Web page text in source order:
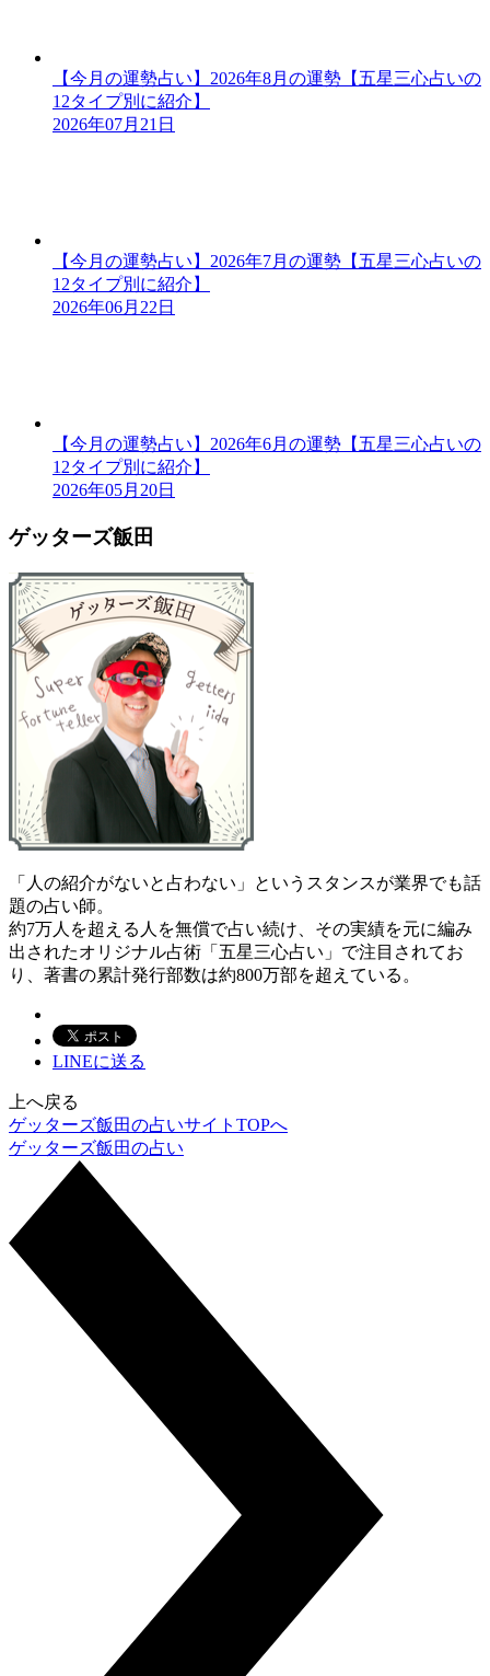
【今月の運勢占い】2026年8月の運勢【五星三心占いの
12タイプ別に紹介】
2026年07月21日
【今月の運勢占い】2026年7月の運勢【五星三心占いの
12タイプ別に紹介】
2026年06月22日
【今月の運勢占い】2026年6月の運勢【五星三心占いの
12タイプ別に紹介】
2026年05月20日
ゲッターズ飯田
「人の紹介がないと占わない」というスタンスが業界でも話
題の占い師。
約7万人を超える人を無償で占い続け、その実績を元に編み
出されたオリジナル占術「五星三心占い」で注目されてお
り、著書の累計発行部数は約800万部を超えている。
LINEに送る
上へ戻る
ゲッターズ飯田の占いサイトTOPへ
ゲッターズ飯田の占い